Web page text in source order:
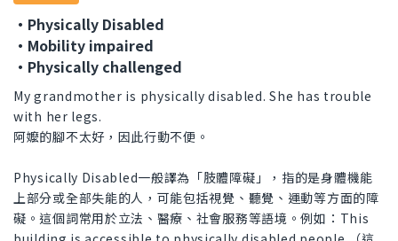
・Physically Disabled
・Mobility impaired
・Physically challenged
My grandmother is physically disabled. She has trouble
with her legs.
阿嬤的腳不太好，因此行動不便。
Physically Disabled一般譯為「肢體障礙」，指的是身體機能
上部分或全部失能的人，可能包括視覺、聽覺、運動等方面的障
礙。這個詞常用於立法、醫療、社會服務等語境。例如：This